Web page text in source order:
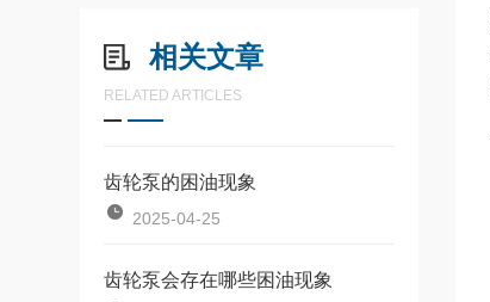
相关文章
RELATED ARTICLES
齿轮泵的困油现象
2025-04-25
齿轮泵会存在哪些困油现象